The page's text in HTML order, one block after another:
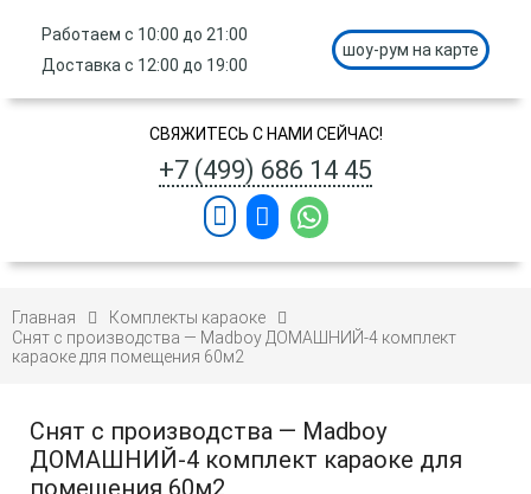
Работаем с 10:00 до 21:00
Доставка с 12:00 до 19:00
шоу-рум на карте
СВЯЖИТЕСЬ С НАМИ СЕЙЧАС!
+7 (499) 686 14 45
Главная
Комплекты караоке
Снят с производства — Madboy ДОМАШНИЙ-4 комплект
караоке для помещения 60м2
Снят с производства — Madboy
ДОМАШНИЙ-4 комплект караоке для
помещения 60м2